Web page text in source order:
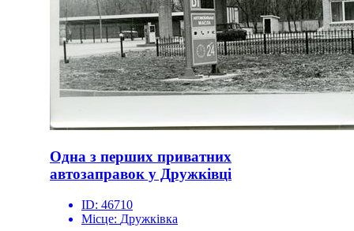
Одна з перших приватних
автозаправок у Дружківці
ID: 46710
Місце: Дружківка